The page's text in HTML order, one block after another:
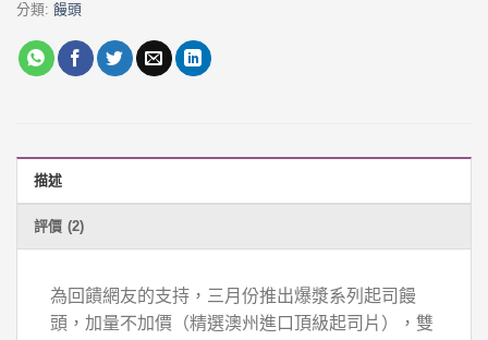
分類: 饅頭
描述
評價 (2)
為回饋網友的支持，三月份推出爆漿系列起司饅
頭，加量不加價（精選澳州進口頂級起司片），雙